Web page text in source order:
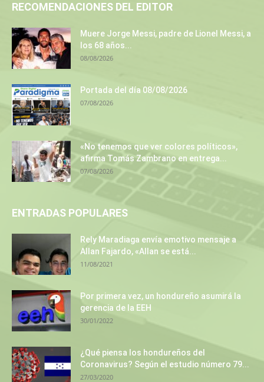
RECOMENDACIONES DEL EDITOR
Muere Jorge Messi, padre de Lionel Messi, a
los 68 años...
08/08/2026
Portada del día 08/08/2026
07/08/2026
«No tenemos que ver colores políticos»,
afirma Tomás Zambrano en entrega...
07/08/2026
ENTRADAS POPULARES
Rely Maradiaga envía emotivo mensaje a
Allan Fajardo, «Allan se está...
11/08/2021
Por primera vez, un hondureño asumirá la
gerencia de la EEH
30/01/2022
¿Qué piensa los hondureños del
Coronavirus? Según el estudio número 79...
27/03/2020